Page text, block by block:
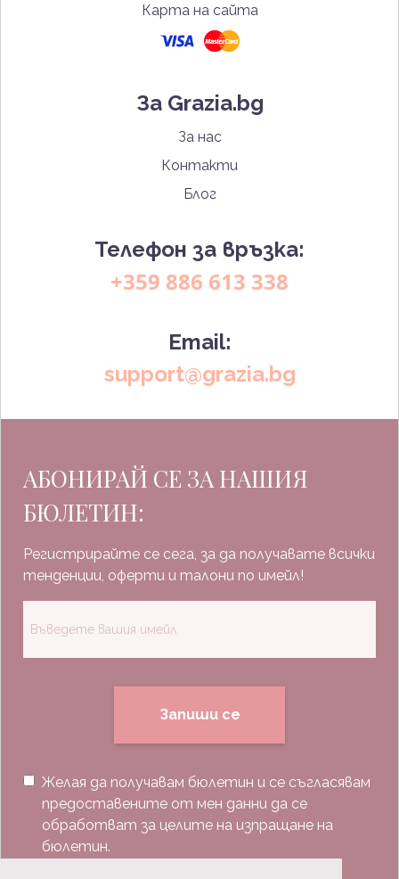
Карта на сайта
За Grazia.bg
За нас
Контакти
Блог
Телефон за връзка:
+359 886 613 338
Email:
support@grazia.bg
АБОНИРАЙ СЕ ЗА НАШИЯ
БЮЛЕТИН:
Регистрирайте се сега, за да получавате всички
тенденции, оферти и талони по имейл!
Запиши се
Желая да получавам бюлетин и се съгласявам
предоставените от мен данни да се
обработват за целите на изпращане на
бюлетин.